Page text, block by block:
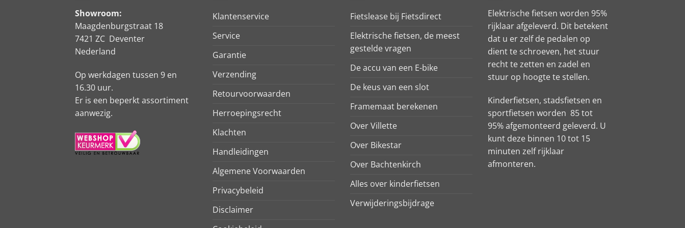
Showroom:
Maagdenburgstraat 18
7421 ZC Deventer
Nederland
Op werkdagen tussen 9 en
16.30 uur.
Er is een beperkt assortiment
aanwezig.
Klantenservice
Service
Garantie
Verzending
Retourvoorwaarden
Herroepingsrecht
Klachten
Handleidingen
Algemene Voorwaarden
Privacybeleid
Disclaimer
Fietslease bij Fietsdirect
Elektrische fietsen, de meest
gestelde vragen
De accu van een E-bike
De keus van een slot
Framemaat berekenen
Over Villette
Over Bikestar
Over Bachtenkirch
Alles over kinderfietsen
Verwijderingsbijdrage
Elektrische fietsen worden 95%
rijklaar afgeleverd. Dit betekent
dat u er zelf de pedalen op
dient te schroeven, het stuur
recht te zetten en zadel en
stuur op hoogte te stellen.
Kinderfietsen, stadsfietsen en
sportfietsen worden 85 tot
95% afgemonteerd geleverd. U
kunt deze binnen 10 tot 15
minuten zelf rijklaar
afmonteren.